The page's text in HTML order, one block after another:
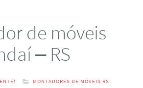
de móveis
– RS
MONTADORES DE MÓVEIS RS